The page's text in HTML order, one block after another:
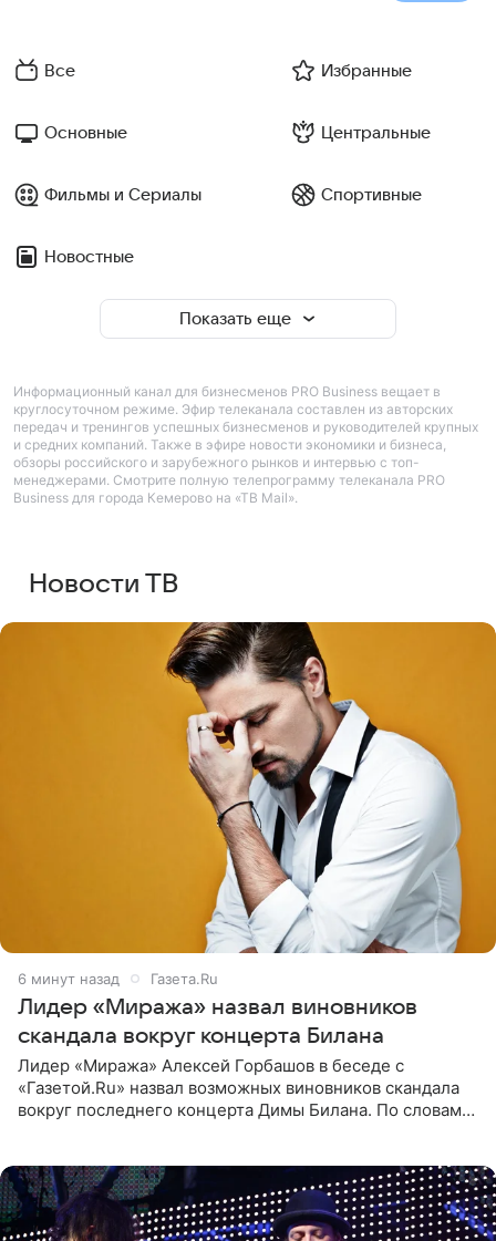
Все Избранные
Основные Центральные
Фильмы и Сериалы Спортивные
Новостные
Показать еще
Информационный канал для бизнесменов PRO Business вещает в
круглосуточном режиме. Эфир телеканала составлен из авторских
передач и тренингов успешных бизнесменов и руководителей крупных
и средних компаний. Также в эфире новости экономики и бизнеса,
обзоры российского и зарубежного рынков и интервью с топ-
менеджерами. Смотрите полную телепрограмму телеканала PRO
Business для города Кемерово на «ТВ Mail».
Новости ТВ
7 минут назад Газета.Ru
Лидер «Миража» назвал виновников
скандала вокруг концерта Билана
Лидер «Миража» Алексей Горбашов в беседе с
«Газетой.Ru» назвал возможных виновников скандала
вокруг последнего концерта Димы Билана. По словам